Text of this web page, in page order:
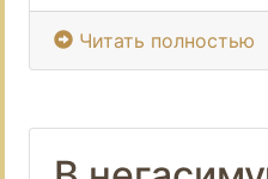
Читать полностью